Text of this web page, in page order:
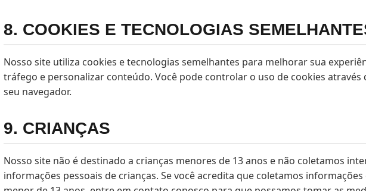
8. COOKIES E TECNOLOGIAS
Nosso site utiliza cookies e tecnologias semelhantes para melhorar sua
tráfego e personalizar conteúdo. Você pode controlar o uso de cookies através
seu navegador.
9. CRIANÇAS
Nosso site não é destinado a crianças menores de 13 anos e não coletamos
informações pessoais de crianças. Se você acredita que coletamos